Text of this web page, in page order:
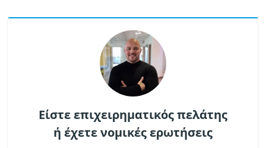
Είστε επιχειρηματικός πελάτης
ή έχετε νομικές ερωτήσεις